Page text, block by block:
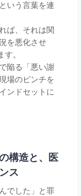
いう言葉を連
ば、それは関
を悪化させ
。
陥る「悪い謝
場のピンチを
ンドセットに
構造と、医
ス
でした」と罪